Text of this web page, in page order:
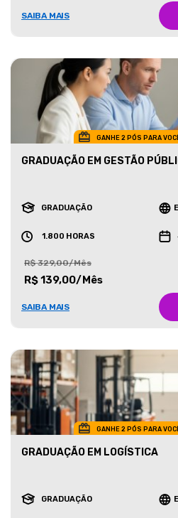
SAIBA MAIS
GANHE 2 PÓS PARA
GRADUAÇÃO EM GESTÃO
GRADUAÇÃO
1.800 HORAS
R$ 329,00/Mês
R$ 139,00/Mês
SAIBA MAIS
GANHE 2 PÓS PARA
GRADUAÇÃO EM LOGÍSTICA
GRADUAÇÃO